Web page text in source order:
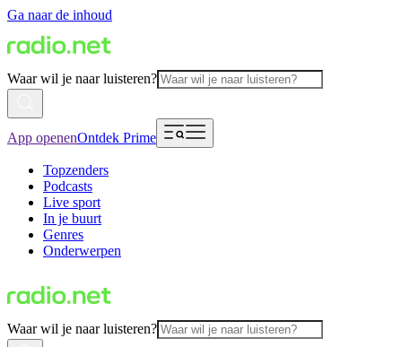
Ga naar de inhoud
Waar wil je naar luisteren?
App openenOntdek Prime
Topzenders
Podcasts
Live sport
In je buurt
Genres
Onderwerpen
Waar wil je naar luisteren?